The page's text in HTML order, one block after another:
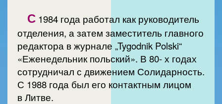
С 1984 года работал как руководитель
отделения, а затем заместитель главного
редактора в журнале „Tygodnik Polski“
«Еженедельник польский». В 80- х годах
сотрудничал с движением Солидарность.
С 1988 года был его контактным лицом
в Литве.